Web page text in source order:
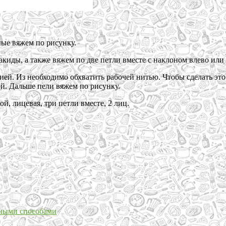
вяжем по рисунку.
а также вяжем по две петли вместе с наклоном влево или
Из необходимо обхватить рабочей нитью. Чтобы сделать
Дальше пели вяжем по рисунку.
лицевая, три петли вместе, 2 лиц.
способами